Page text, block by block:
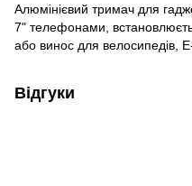
Алюмінієвий тримач для
7" телефонами,
або винос для велосипедів, E-
Відгуки